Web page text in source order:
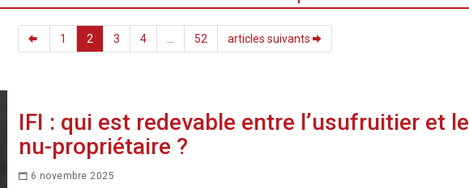
1 2 3 4 ... 52 articles suivants
IFI : qui est redevable entre l’usufruitier et le
nu-propriétaire ?
6 novembre 2025